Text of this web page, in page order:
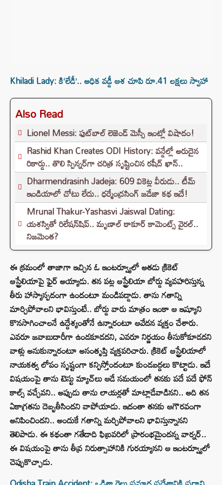
Khiladi Lady: కి‘లేడీ’.. అధిక వడ్డీ ఆశ చూపి రూ.41 లక్షలు స్వాహా
Also Read
Lionel Messi: ఫుట్‌బాల్ లెజెండ్ మెస్సీ ఇంట్లో విషాదం!
Rashid Khan Creates ODI History: వన్డేల్లో అరుదైన
రికార్డు.. తొలి స్పిన్నర్‌గా చరిత్ర సృష్టించిన రషీద్ ఖాన్..
Dharmendrasinh Jadeja: 609 వికెట్ల వీరుడు.. టీమ్
ఇండియాలో చోటు లేదు.. ధర్మేంద్రసింగ్ జడేజా కథ ఇదే!
Mrunal Thakur-Yashasvi Jaiswal Dating:
యశస్వితో రిలేషన్‌షిప్.. మృణాల్ ఠాకూర్ కామెంట్స్ వైరల్..
నిజమెంత?
ఈ క్రమంలో తాజాగా ఇచ్చిన ఓ ఇంటర్వ్యూలో అతడు క్రికెట్‌
ఆస్ట్రేలియాపై ఫైర్ అయ్యాడు. తన పట్ల ఆస్ట్రేలియా బోర్డు వ్యవహరిస్తున్న
తీరు హాస్యాస్పదంగా ఉందంటూ మండిపడ్డాడు. తాను గతాన్ని
మార్చిపోవాలని భావిస్తుంటే.. బోర్డు వారు మాత్రం ఇంకా ఆ ఇష్యూని
కొనసాగించాలనే ఉద్దేశ్యంతోనే ఉన్నారంటూ ఆవేదన వ్యక్తం చేశారు.
ఎవరూ జవాబుదారీగా ఉండకూడదని, ఎవరూ నిర్ణయం తీసుకోకూడదని
వాళ్లు అనుకున్నారంటూ అసంతృప్తి వ్యక్తపరిచారు. క్రికెట్‌ ఆస్ట్రేలియాలో
నాయకత్వ లోపం సృష్టంగా కన్పిస్తోందంటూ కుండబద్దలు కొట్టాడు. ఇదే
విషయంపై తాను టెస్టు మ్యాచ్‌లు ఆడే సమయంలో తనకు పదే పదే ఫోన్‌
కాల్స్‌ వచ్చేవని.. అప్పుడు తాను లాయర్లతో మాట్లాడేవాడినని.. అది తన
ఏకాగ్రతను దెబ్బతీసిందని వాపోయాడు. ఇదంతా తనకు ఆగౌరవంగా
అనిపించిందని.. అందుకే గతాన్ని మర్చిపోవాలని భావిస్తున్నానని
తెలిపాడు. ఈ కథంతా గతేడాది ఫిబ్రవరిలో ప్రారంభమైందన్న వార్నర్..
ఈ విషయంపై తాను తీవ్ర నిరుత్సాహానికి గురయ్యానని ఆ ఇంటర్వ్యూలో
చెప్పుకొచ్చాడు.